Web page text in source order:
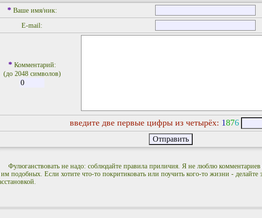
* Ваше имя/ник:
E-mail:
* Комментарий:
(до 2048 символов)
введите две первые цифры из четырёх: 1876
Фулюганствовать не надо: соблюдайте правила приличия. Я не люблю
подобных. Если хотите что-то покритиковать или поучить кого-то жизни - делайте